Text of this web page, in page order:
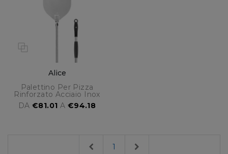
Alice
Palettino Per Pizza
Rinforzato Acciaio Inox
DA €81.01 A €94.18
Previous
1